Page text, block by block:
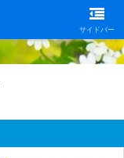
サイドバー